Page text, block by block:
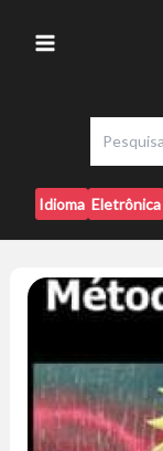
Menu
Idioma Eletrônica